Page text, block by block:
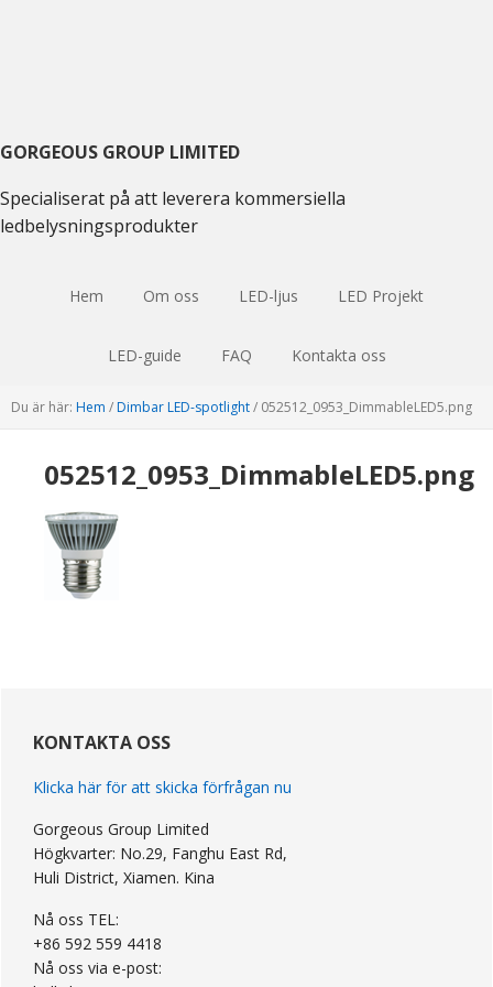
GORGEOUS GROUP LIMITED
Specialiserat på att leverera kommersiella
ledbelysningsprodukter
Hem Om oss LED-ljus LED Projekt
LED-guide FAQ Kontakta oss
Du är här: Hem / Dimbar LED-spotlight/ 052512 _0953_DimmableLED5.png
052512 _0953_DimmableLED5.png
Sidebar
KONTAKTA OSS
Klicka här för att skicka förfrågan nu
Gorgeous Group Limited
Högkvarter: No.29, Fanghu East Rd,
Huli District, Xiamen. Kina
Nå oss TEL:
+86 592 559 4418
Nå oss via e-post: